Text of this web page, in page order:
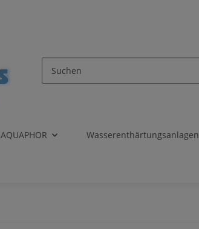
AQUAPHOR Wasserenthärtungsanlagen